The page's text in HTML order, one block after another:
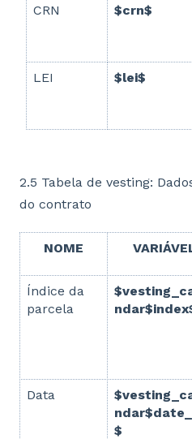
CRN $crn$
LEI $lei$
2.5 Tabela de vesting:
do contrato
NOME
Índice da
parcela
Data
$